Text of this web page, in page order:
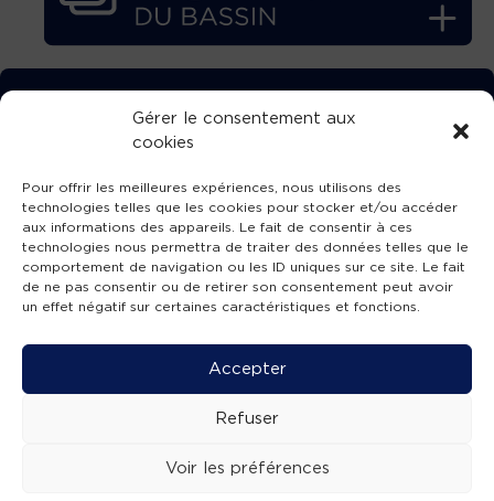
Gérer le consentement aux
cookies
Pour offrir les meilleures expériences, nous utilisons des
technologies telles que les cookies pour stocker et/ou accéder
aux informations des appareils. Le fait de consentir à ces
technologies nous permettra de traiter des données telles que le
comportement de navigation ou les ID uniques sur ce site. Le fait
de ne pas consentir ou de retirer son consentement peut avoir
un effet négatif sur certaines caractéristiques et fonctions.
Accepter
Refuser
Voir les préférences
TÉLÉCHARGEZ GRATUITEMENT
L’APPLICATION TVBA !
SUIVEZ-NOUS !
Mentions légales -Accessibilité